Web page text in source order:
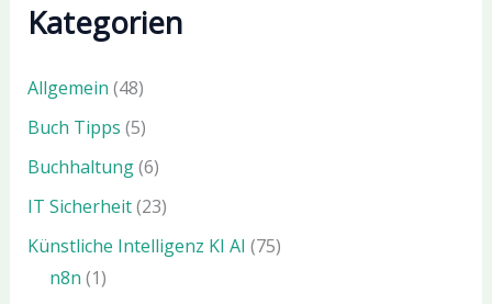
Kategorien
Allgemein (48)
Buch Tipps (5)
Buchhaltung(6)
IT Sicherheit(23)
Künstliche Intelligenz KI AI (75)
n8n (1)